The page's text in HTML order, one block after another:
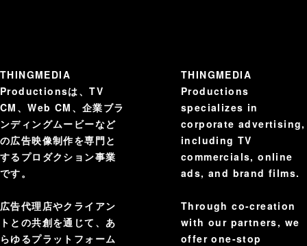
THINGMEDIA
Productionsは、TV
CM、Web CM、企業ブラ
ンディングムービーなど
の広告映像制作を専門と
するプロダクション事業
です。
広告代理店やクライアン
トとの共創を通じて、あ
らゆるプラットフォーム
THINGMEDIA
Productions
specializes in
corporate advertising,
including TV
commercials, online
ads, and brand films.
Through co-creation
with our partners, we
offer one-stop